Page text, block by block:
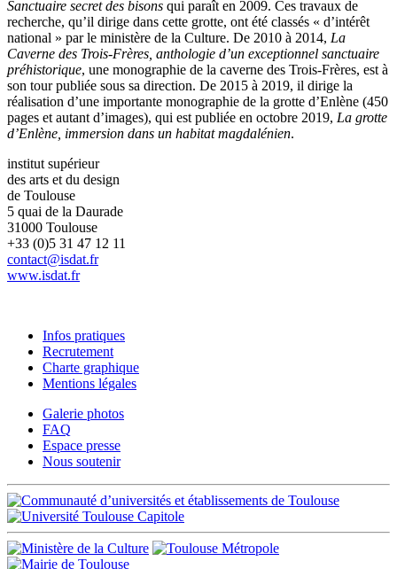
Sanctuaire secret des bisons qui paraît en 2009. Ces travaux de
recherche, qu’il dirige dans cette grotte, ont été classés « d’intérêt
national » par le ministère de la Culture. De 2010 à 2014, La
Caverne des Trois-Frères, anthologie d’un exceptionnel sanctuaire
préhistorique, une monographie de la caverne des Trois-Frères, est à
son tour publiée sous sa direction. De 2015 à 2019, il dirige la
réalisation d’une importante monographie de la grotte d’Enlène (450
pages et autant d’images), qui est publiée en octobre 2019, La grotte
d’Enlène, immersion dans un habitat magdalénien.
institut supérieur
des arts et du design
de Toulouse
5 quai de la Daurade
31000 Toulouse
+33 (0)5 31 47 12 11
contact@isdat.fr
www.isdat.fr
Infos pratiques
Recrutement
Charte graphique
Mentions légales
Galerie photos
FAQ
Espace presse
Nous soutenir